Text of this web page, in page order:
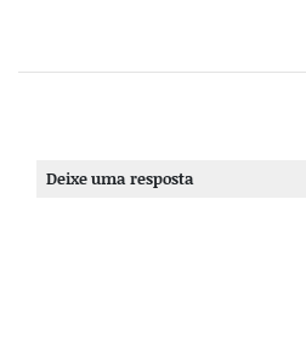
Deixe uma resposta